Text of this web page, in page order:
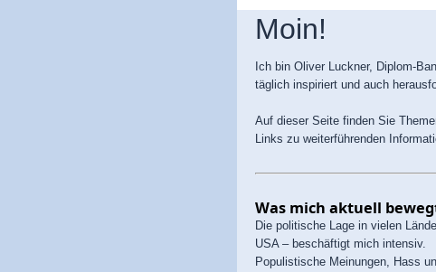
Moin!
Ich bin Oliver Luckner, Diplom-
täglich inspiriert und auch
Auf dieser Seite finden Sie
Links zu weiterführenden
Was mich aktuell
Die politische Lage in vielen
USA – beschäftigt mich intensiv.
Populistische Meinungen, Hass